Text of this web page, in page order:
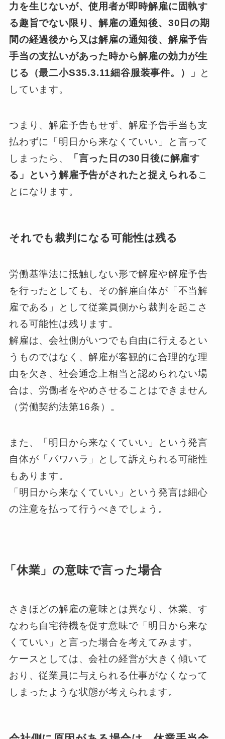
力を生じないが、使用者が即時解雇に固執す
る趣旨でない限り、解雇の通知後、30日の期
間の経過後から又は解雇の通知後、解雇予告
手当の支払いがあった時から解雇の効力が生
じる（最二小S35.3.11細谷服装事件。）」
と
しています。
つまり、解雇予告もせず、解雇予告手当も支
払わずに「明日から来なくていい」と言って
しまったら、
「言った日の30日後に解雇す
る」という解雇予告がされたと捉えられるこ
とになります。
それでも裁判になる可能性は残る
労働基準法に抵触しない形で解雇や解雇予告
を行ったとしても、その解雇自体が「不当解
雇である」として従業員側から裁判を起こさ
れる可能性は残ります。
解雇は、会社側がいつでも自由に行えるとい
うものではなく、解雇が客観的に合理的な理
由を欠き、社会通念上相当と認められない場
合は、労働者をやめさせることはできません
（労働契約法第16条）。
また、「明日から来なくていい」という発言
自体が「パワハラ」として訴えられる可能性
もあります。
「明日から来なくていい」という発言は細心
の注意を払って行うべきでしょう。
「休業」の意味で言った場合
さきほどの解雇の意味とは異なり、休業、す
なわち自宅待機を促す意味で「明日から来な
くていい」と言った場合を考えてみます。
ケースとしては、会社の経営が大きく傾いて
おり、従業員に与えられる仕事がなくなって
しまったような状態が考えられます。